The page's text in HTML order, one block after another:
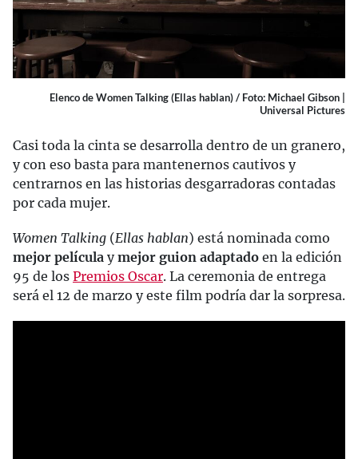
Elenco de Women Talking (Ellas hablan) / Foto: Michael Gibson |
Universal Pictures
Casi toda la cinta se desarrolla dentro de un granero,
y con eso basta para mantenernos cautivos y
centrarnos en las historias desgarradoras contadas
por cada mujer.
Women Talking (Ellas hablan) está nominada como
mejor película ymejor guion adaptado en la edición
95 de los Premios Oscar. La ceremonia de entrega
será el 12 de marzo y este film podría dar la sorpresa.